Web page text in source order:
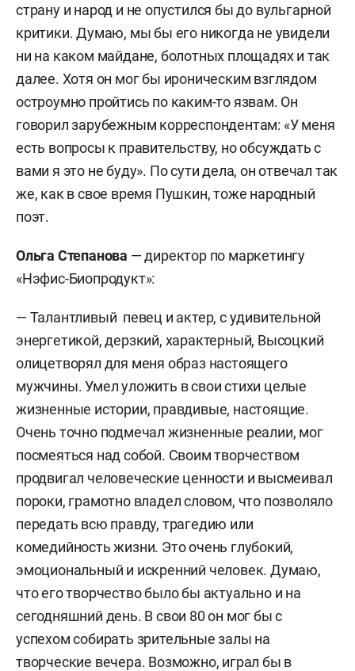
страну и народ и не опустился бы до вульгарной
критики. Думаю, мы бы его никогда не увидели
ни на каком майдане, болотных площадях и так
далее. Хотя он мог бы ироническим взглядом
остроумно пройтись по каким-то язвам. Он
говорил зарубежным корреспондентам: «У меня
есть вопросы к правительству, но обсуждать с
вами я это не буду». По сути дела, он отвечал так
же, как в свое время Пушкин, тоже народный
поэт.
Ольга Степанова — директор по маркетингу
«Нэфис-Биопродукт»:
— Талантливый певец и актер, с удивительной
энергетикой, дерзкий, характерный, Высоцкий
олицетворял для меня образ настоящего
мужчины. Умел уложить в свои стихи целые
жизненные истории, правдивые, настоящие.
Очень точно подмечал жизненные реалии, мог
посмеяться над собой. Своим творчеством
продвигал человеческие ценности и высмеивал
пороки, грамотно владел словом, что позволяло
передать всю правду, трагедию или
комедийность жизни. Это очень глубокий,
эмоциональный и искренний человек. Думаю,
что его творчество было бы актуально и на
сегодняшний день. В свои 80 он мог бы с
успехом собирать зрительные залы на
творческие вечера. Возможно, играл бы в